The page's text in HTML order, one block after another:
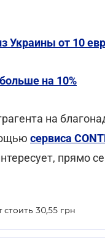
Украины от 10
на 10%
на
сервиса
прямо
30,55 грн